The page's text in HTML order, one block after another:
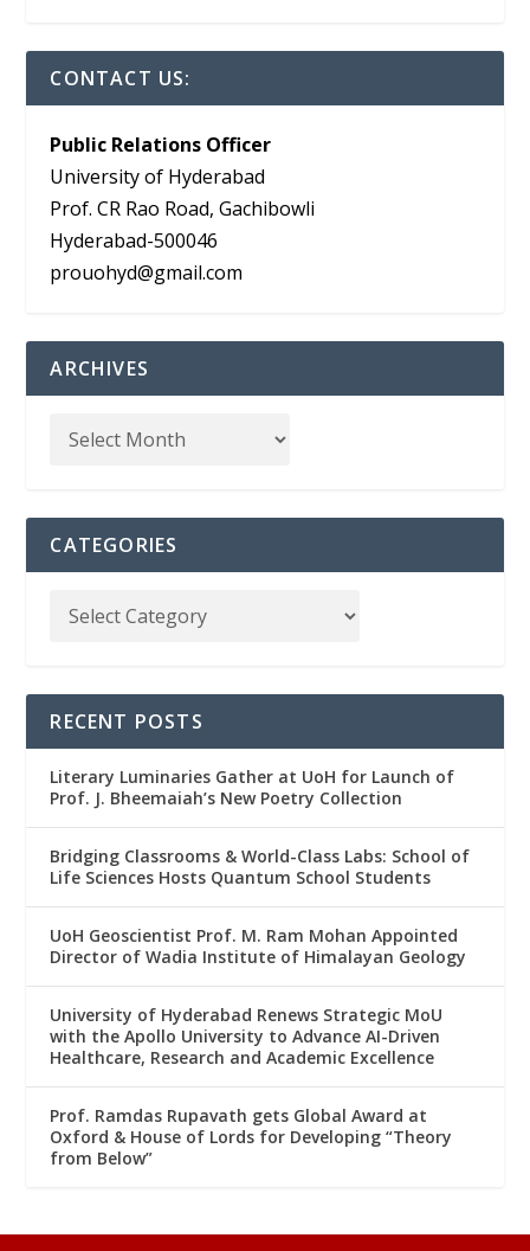
CONTACT US:
Public Relations Officer
University of Hyderabad
Prof. CR Rao Road, Gachibowli
Hyderabad-500046
prouohyd@gmail.com
ARCHIVES
CATEGORIES
RECENT POSTS
Literary Luminaries Gather at UoH for Launch of
Prof. J. Bheemaiah’s New Poetry Collection
Bridging Classrooms & World-Class Labs: School of
Life Sciences Hosts Quantum School Students
UoH Geoscientist Prof. M. Ram Mohan Appointed
Director of Wadia Institute of Himalayan Geology
University of Hyderabad Renews Strategic MoU
with the Apollo University to Advance AI-Driven
Healthcare, Research and Academic Excellence
Prof. Ramdas Rupavath gets Global Award at
Oxford & House of Lords for Developing “Theory
from Below”